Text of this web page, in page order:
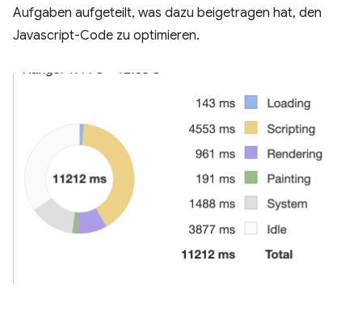
Aufgaben aufgeteilt, was dazu beigetragen hat, den
Javascript-Code zu optimieren.